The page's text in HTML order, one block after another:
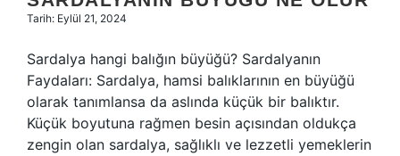
Tarih: Eylül 21, 2024
Sardalya hangi balığın büyüğü? Sardalyanın
Faydaları: Sardalya, hamsi balıklarının en büyüğü
olarak tanımlansa da aslında küçük bir balıktır.
Küçük boyutuna rağmen besin açısından oldukça
zengin olan sardalya, sağlıklı ve lezzetli yemeklerin